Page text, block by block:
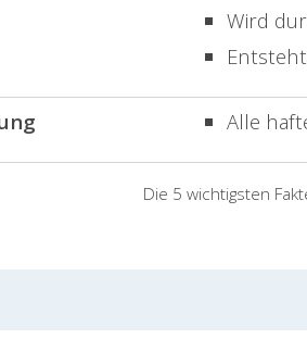
Die 5 wichtigsten
Wird
Alle